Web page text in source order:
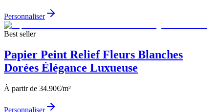
Personnaliser
Best seller
Papier Peint Relief Fleurs Blanches
Dorées Élégance Luxueuse
À partir de 34.90€/m²
Personnaliser